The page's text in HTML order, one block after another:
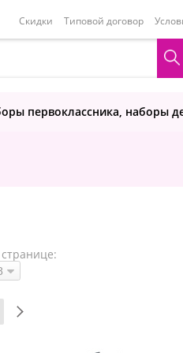
Скидки Типовой договор
первоклассника, наборы